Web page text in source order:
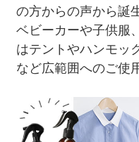
の方からの声から誕
ベビーカーや子供服
はテントやハンモッ
など広範囲へのご使